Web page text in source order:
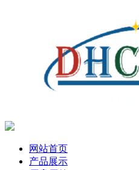
网站首页
产品展示